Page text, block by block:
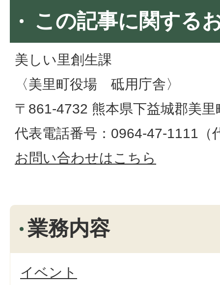
この記事に関する
美しい里創生課
〈美里町役場 砥用庁舎〉
〒861-4732 熊本県下益城郡美
代表電話番号：0964-47-1111（
お問い合わせはこちら
業務内容
イベント